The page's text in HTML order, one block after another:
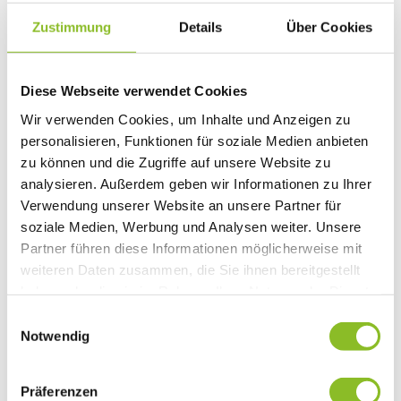
Zustimmung Details Über Cookies
Diese Webseite verwendet Cookies
Wir verwenden Cookies, um Inhalte und Anzeigen zu
personalisieren, Funktionen für soziale Medien anbieten
zu können und die Zugriffe auf unsere Website zu
analysieren. Außerdem geben wir Informationen zu Ihrer
Verwendung unserer Website an unsere Partner für
soziale Medien, Werbung und Analysen weiter. Unsere
Partner führen diese Informationen möglicherweise mit
weiteren Daten zusammen, die Sie ihnen bereitgestellt
Notwendig
Präferenzen
Photovoltaik-Anlagen
Schulen
Bibliothek
Bücherschränke
Domino s’Hus am Kirchplatz
Kultur
Vorarlberger Museumswelt
Tabakausstellung
Kino vor Ort
Bibliothek
Gastronomie